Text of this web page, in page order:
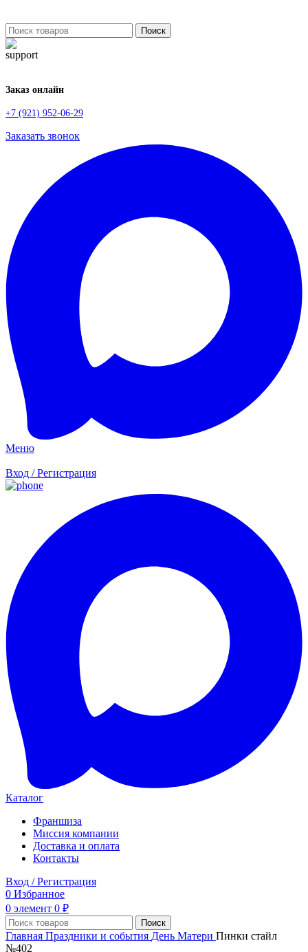
Поиск
Заказ онлайн
+7 (921) 952-06-29
Заказать звонок
Меню
Вход / Регистрация
Каталог
Франшиза
Миссия компании
Доставка и оплата
Контакты
Вход / Регистрация
0 Избранное
0 элемент 0 ₽
Поиск
Главная Праздники и события День Матери Пинки стайл
№402